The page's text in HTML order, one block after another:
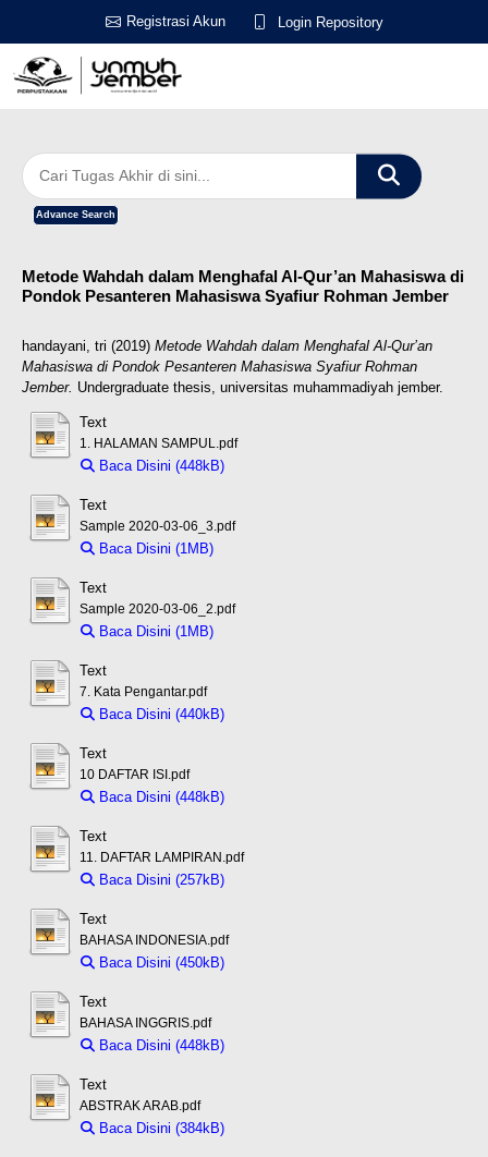
Registrasi Akun Login Repository
Advance Search
Metode Wahdah dalam Menghafal Al-Qur’an Mahasiswa di
Pondok Pesanteren Mahasiswa Syafiur Rohman Jember
handayani, tri (2019) Metode Wahdah dalam Menghafal Al-Qur’an
Mahasiswa di Pondok Pesanteren Mahasiswa Syafiur Rohman
Jember. Undergraduate thesis, universitas muhammadiyah jember.
Text
1. HALAMAN SAMPUL.pdf
Baca Disini (448kB)
Text
Sample 2020-03-06_3.pdf
Baca Disini (1MB)
Text
Sample 2020-03-06_2.pdf
Baca Disini (1MB)
Text
7. Kata Pengantar.pdf
Baca Disini (440kB)
Text
10 DAFTAR ISI.pdf
Baca Disini (448kB)
Text
11. DAFTAR LAMPIRAN.pdf
Baca Disini (257kB)
Text
BAHASA INDONESIA.pdf
Baca Disini (450kB)
Text
BAHASA INGGRIS.pdf
Baca Disini (448kB)
Text
ABSTRAK ARAB.pdf
Baca Disini (384kB)